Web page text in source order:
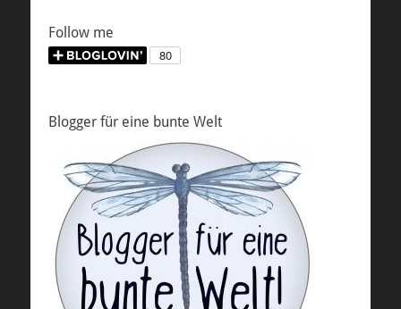
Follow me
Blogger für eine bunte Welt